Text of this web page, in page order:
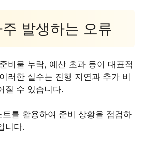
발생하는 오류
비물 누락, 예산 초과 등이 대표적
러한 실수는 진행 지연과 추가 비
질 수 있습니다.
를 활용하여 준비 상황을 점검하
니다.